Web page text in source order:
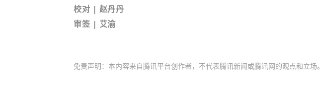
校对 | 赵丹丹
审签 | 艾渝
免责声明：本内容来自腾讯平台创作者，不代表腾讯新闻或腾讯网的观点和立场。